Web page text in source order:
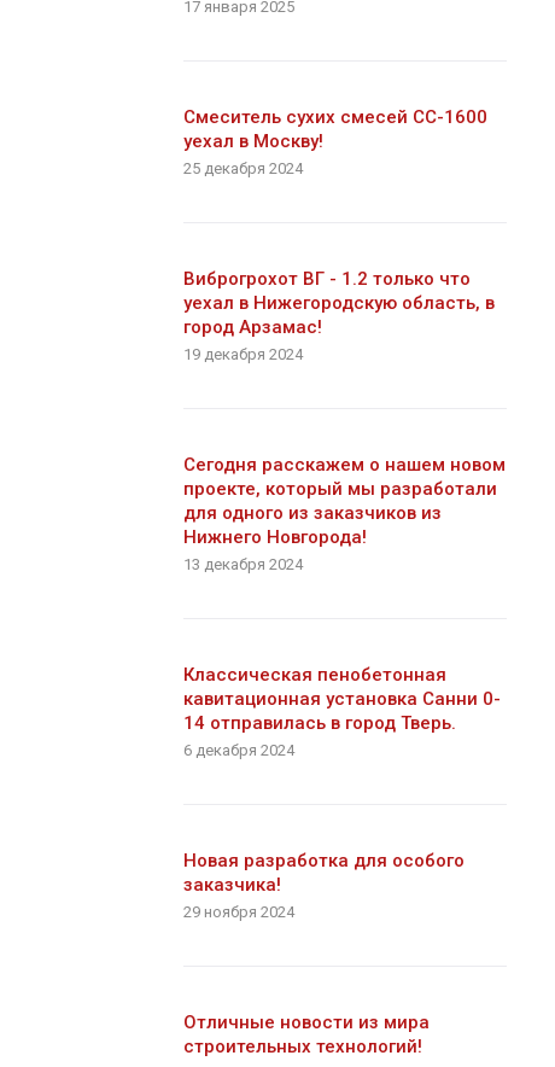
17 января 2025
Смеситель сухих смесей СС-1600
уехал в Москву!
25 декабря 2024
Виброгрохот ВГ - 1.2 только что
уехал в Нижегородскую область, в
город Арзамас!
19 декабря 2024
Сегодня расскажем о нашем новом
проекте, который мы разработали
для одного из заказчиков из
Нижнего Новгорода!
13 декабря 2024
Классическая пенобетонная
кавитационная установка Санни 0-
14 отправилась в город Тверь.
6 декабря 2024
Новая разработка для особого
заказчика!
29 ноября 2024
Отличные новости из мира
строительных технологий!